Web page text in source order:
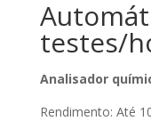
testes/
Analisador
Rendimento: Até